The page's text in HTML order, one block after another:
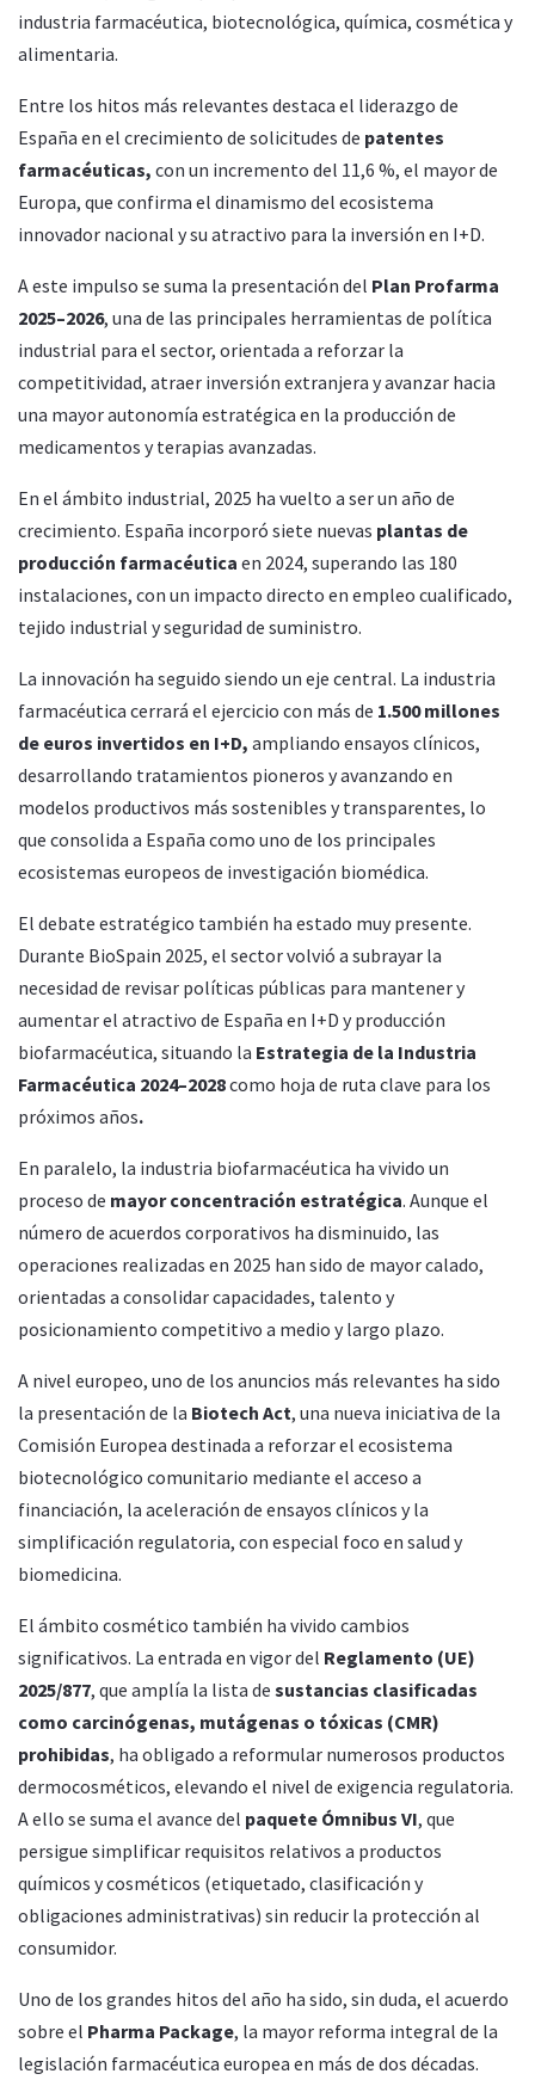
industria farmacéutica, biotecnológica, química, cosmética y
alimentaria.
Entre los hitos más relevantes destaca el liderazgo de
España en el crecimiento de solicitudes de patentes
farmacéuticas, con un incremento del 11,6 %, el mayor de
Europa, que confirma el dinamismo del ecosistema
innovador nacional y su atractivo para la inversión en I+D.
A este impulso se suma la presentación del Plan Profarma
2025–2026, una de las principales herramientas de política
industrial para el sector, orientada a reforzar la
competitividad, atraer inversión extranjera y avanzar hacia
una mayor autonomía estratégica en la producción de
medicamentos y terapias avanzadas.
En el ámbito industrial, 2025 ha vuelto a ser un año de
crecimiento. España incorporó siete nuevas plantas de
producción farmacéutica en 2024, superando las 180
instalaciones, con un impacto directo en empleo cualificado,
tejido industrial y seguridad de suministro.
La innovación ha seguido siendo un eje central. La industria
farmacéutica cerrará el ejercicio con más de 1.500 millones
de euros invertidos en I+D, ampliando ensayos clínicos,
desarrollando tratamientos pioneros y avanzando en
modelos productivos más sostenibles y transparentes, lo
que consolida a España como uno de los principales
ecosistemas europeos de investigación biomédica.
El debate estratégico también ha estado muy presente.
Durante BioSpain 2025, el sector volvió a subrayar la
necesidad de revisar políticas públicas para mantener y
aumentar el atractivo de España en I+D y producción
biofarmacéutica, situando la Estrategia de la Industria
Farmacéutica 2024–2028como hoja de ruta clave para los
próximos años.
En paralelo, la industria biofarmacéutica ha vivido un
proceso de mayor concentración estratégica. Aunque el
número de acuerdos corporativos ha disminuido, las
operaciones realizadas en 2025 han sido de mayor calado,
orientadas a consolidar capacidades, talento y
posicionamiento competitivo a medio y largo plazo.
A nivel europeo, uno de los anuncios más relevantes ha sido
la presentación de la Biotech Act, una nueva iniciativa de la
Comisión Europea destinada a reforzar el ecosistema
biotecnológico comunitario mediante el acceso a
financiación, la aceleración de ensayos clínicos y la
simplificación regulatoria, con especial foco en salud y
biomedicina.
El ámbito cosmético también ha vivido cambios
significativos. La entrada en vigor del Reglamento (UE)
2025/877, que amplía la lista de sustancias clasificadas
como carcinógenas, mutágenas o tóxicas (CMR)
prohibidas, ha obligado a reformular numerosos productos
dermocosméticos, elevando el nivel de exigencia regulatoria.
A ello se suma el avance del paquete Ómnibus VI, que
persigue simplificar requisitos relativos a productos
químicos y cosméticos (etiquetado, clasificación y
obligaciones administrativas) sin reducir la protección al
consumidor.
Uno de los grandes hitos del año ha sido, sin duda, el acuerdo
sobre el Pharma Package, la mayor reforma integral de la
legislación farmacéutica europea en más de dos décadas.